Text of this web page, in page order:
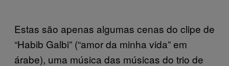
Estas são apenas algumas cenas do clipe de
“Habib Galbi” (“amor da minha vida” em
árabe), uma música das músicas do trio de